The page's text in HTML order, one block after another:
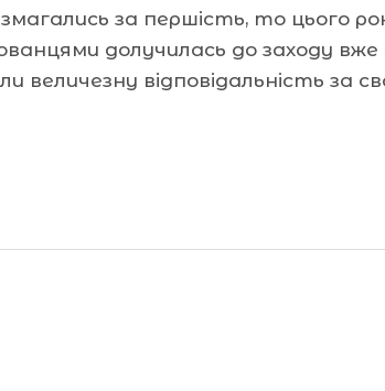
за першість, то цього
долучилась до заходу
величезну відповідальність за